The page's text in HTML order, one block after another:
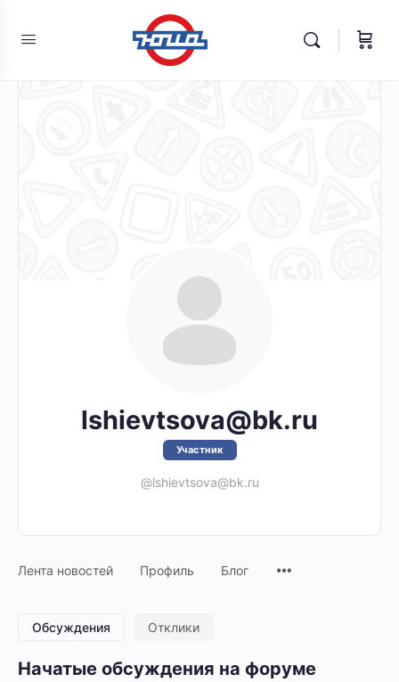
lshievtsova@bk.ru
Участник
@lshievtsova@bk.ru
Лента новостей Профиль Блог
Обсуждения Отклики
Начатые обсуждения на форуме